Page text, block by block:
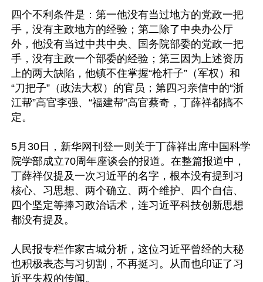
四个不利条件是：第一他没有当过地方的党政一把
手，没有主政地方的经验；第二除了中央办公厅
外，他没有当过中共中央、国务院部委的党政一把
手，没有主政一个部委的经验；第三因为上述资历
上的两大缺陷，他镇不住掌握“枪杆子”（军权）和
“刀把子”（政法大权）的官员；第四习亲信中的“浙
江帮”高官李强、“福建帮”高官蔡奇，丁薛祥都搞不
定。
5月30日，新华网刊登一则关于丁薛祥出席中国科学
院学部成立70周年座谈会的报道。在整篇报道中，
丁薛祥仅提及一次习近平的名字，根本没有提到习
核心、习思想、两个确立、两个维护、四个自信、
四个坚定等捧习政治话术，连习近平科技创新思想
都没有提及。
人民报专栏作家古城分析，这位习近平曾经的大秘
也积极表态与习切割，不再挺习。从而也印证了习
近平失权的传闻。